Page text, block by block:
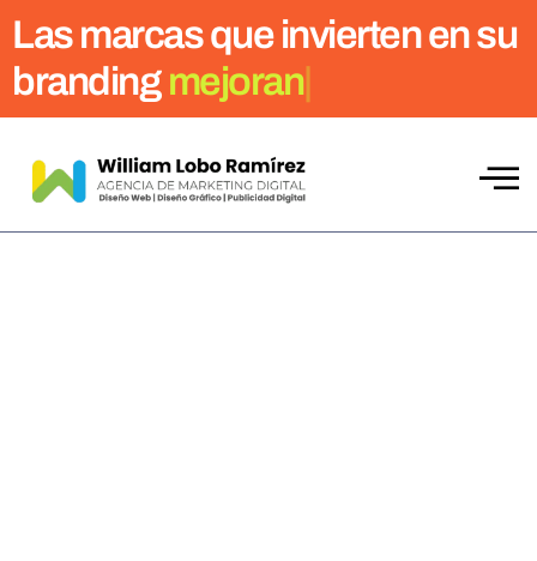
Las marcas que invierten en su
brandingcrece|